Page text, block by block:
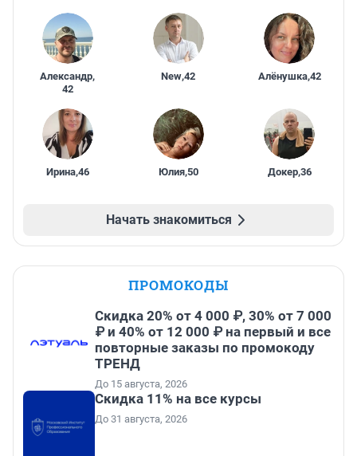
Александр,
42
New,42 Алёнушка,42
Ирина,46 Юлия,50 Докер,36
Начать знакомиться
ПРОМОКОДЫ
Скидка 20% от 4 000 ₽, 30% от 7 000
₽ и 40% от 12 000 ₽ на первый и все
повторные заказы по промокоду
ТРЕНД
До 15 августа, 2026
Скидка 11% на все курсы
До 31 августа, 2026